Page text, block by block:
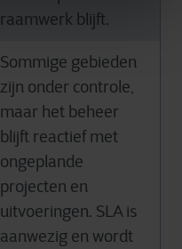
raamwerk blijft.
Sommige gebieden
zijn onder controle,
maar het beheer
blijft reactief met
ongeplande
projecten en
uitvoeringen. SLA is
aanwezig en wordt